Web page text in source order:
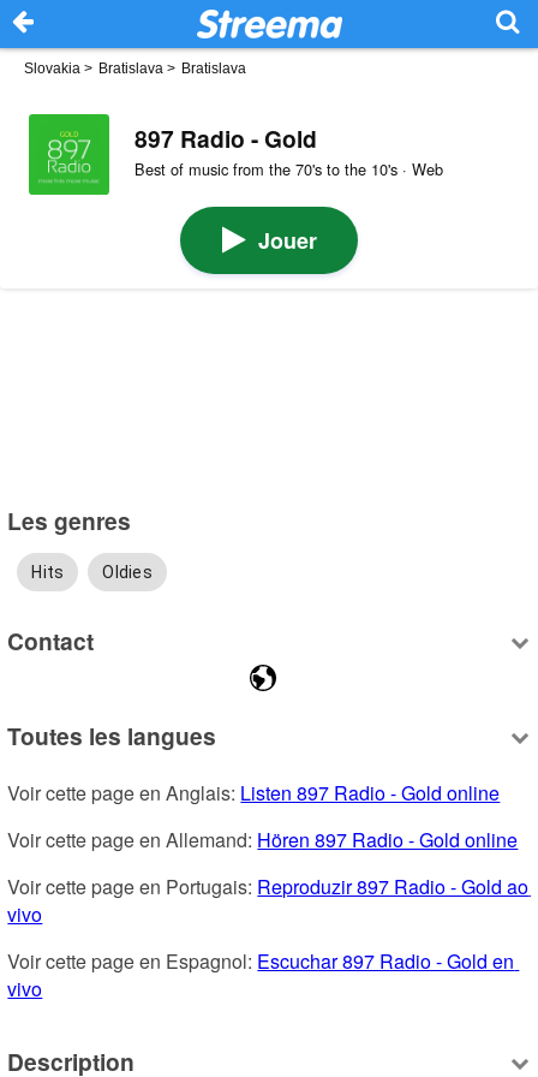
Slovakia > Bratislava > Bratislava
897 Radio - Gold
Best of music from the 70's to the 10's · Web
Jouer
Les genres
Hits Oldies
Contact
Toutes les langues
Voir cette page en Anglais: Listen 897 Radio - Gold online
Voir cette page en Allemand: Hören 897 Radio - Gold online
Voir cette page en Portugais: Reproduzir 897 Radio - Gold ao
vivo
Voir cette page en Espagnol: Escuchar 897 Radio - Gold en
vivo
Description